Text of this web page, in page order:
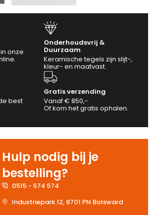
onze
Onderhoudsvrij &
Duurzaam
Keramische tegels zijn slijt-,
kleur- en maatvast.
best
Gratis verzending
Vanaf € 850,-
Of kom het gratis ophalen.
Hulp nodig bij je
bestelling?
0515 - 574 574
Industriepark 12, 8701 PN Bolsward